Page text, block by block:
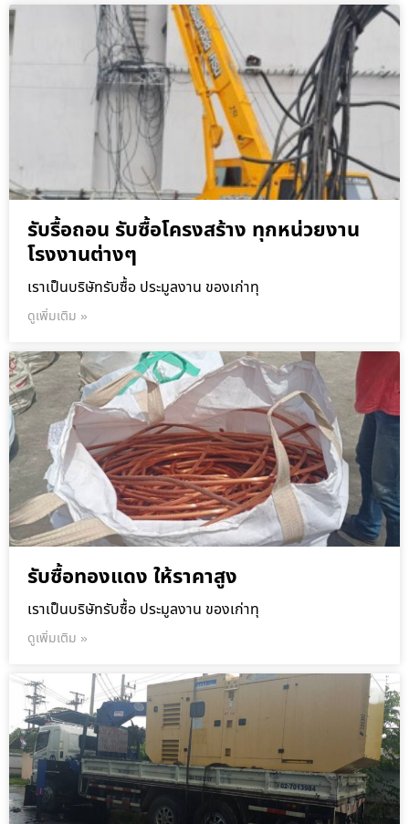
รับรื้อถอน รับซื้อโครงสร้าง ทุกหน่วยงาน
โรงงานต่างๆ
เราเป็นบริษัทรับซื้อ ประมูลงาน ของเก่าทุ
ดูเพิ่มเติม »
รับซื้อทองแดง ให้ราคาสูง
เราเป็นบริษัทรับซื้อ ประมูลงาน ของเก่าทุ
ดูเพิ่มเติม »